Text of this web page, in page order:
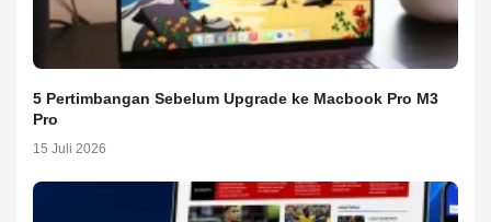
5 Pertimbangan Sebelum Upgrade ke Macbook Pro M3
Pro
15 Juli 2026